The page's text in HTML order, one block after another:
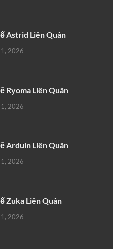
Astrid Liên Quân
1, 2026
Ryoma Liên Quân
1, 2026
Arduin Liên Quân
1, 2026
Zuka Liên Quân
1, 2026